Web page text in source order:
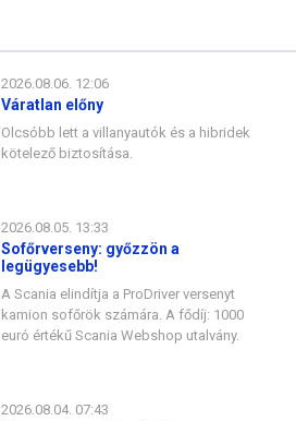
2026.08.06. 12:06
Váratlan előny
Olcsóbb lett a villanyautók és a hibridek
kötelező biztosítása.
2026.08.05. 13:33
Sofőrverseny: győzzön a
legügyesebb!
A Scania elindítja a ProDriver versenyt
kamion sofőrök számára. A fődíj: 1000
euró értékű Scania Webshop utalvány.
2026.08.04. 07:43